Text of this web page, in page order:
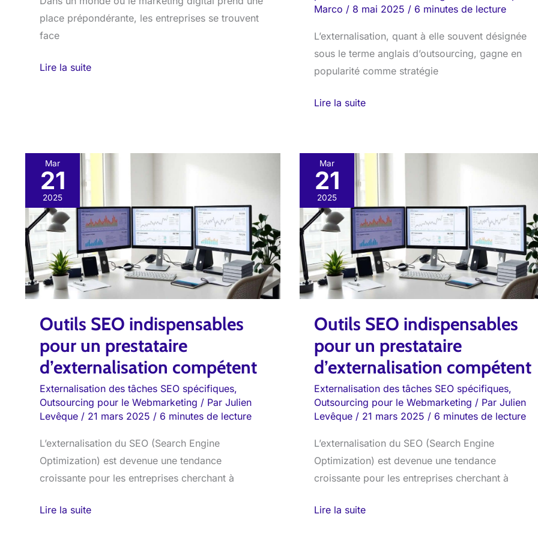
place prépondérante, les entreprises se trouvent
face
Lire la suite
Marco / 8 mai 2025 / 6 minutes de lecture
L’externalisation, quant à elle souvent désignée
sous le terme anglais d’outsourcing, gagne en
popularité comme stratégie
Lire la suite
Mar
21
2025
Outils SEO indispensables
pour un prestataire
d’externalisation compétent
Externalisation des tâches SEO spécifiques,
Outsourcing pour le Webmarketing / Par Julien
Levêque / 21 mars 2025 / 6 minutes de lecture
L’externalisation du SEO (Search Engine
Optimization) est devenue une tendance
croissante pour les entreprises cherchant à
Outils
SEO
indispensables
pour
un
prestataire
d’externalisation
compétent
Lire la suite
Mar
21
2025
Outils SEO indispensables
pour un prestataire
d’externalisation compétent
Externalisation des tâches SEO spécifiques,
Outsourcing pour le Webmarketing / Par Julien
Levêque / 21 mars 2025 / 6 minutes de lecture
L’externalisation du SEO (Search Engine
Optimization) est devenue une tendance
croissante pour les entreprises cherchant à
Outils
SEO
indispensables
pour
un
prestataire
d’externalisation
compétent
Lire la suite